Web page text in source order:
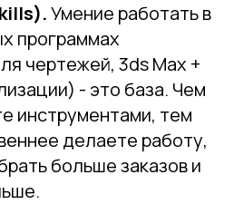
Умение работать в
программах
чертежей, 3ds Max +
- это база. Чем
инструментами, тем
делаете работу,
больше заказов и